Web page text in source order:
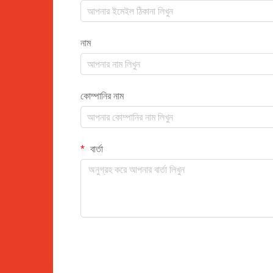
নাম
কোম্পানির নাম
বার্তা